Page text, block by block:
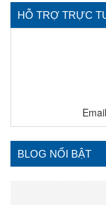
HỖ TRỢ TRỰC
BLOG NỔI BẬT